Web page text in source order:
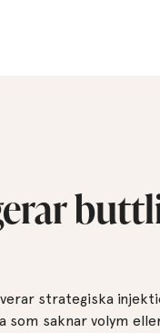
strategiska
som saknar volym